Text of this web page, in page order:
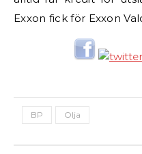
Exxon fick för Exxon
BP Olja